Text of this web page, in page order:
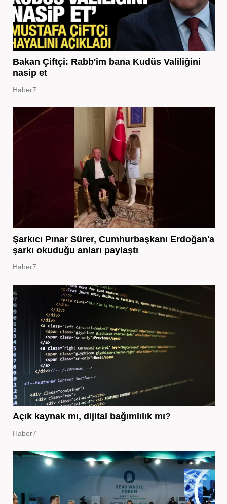
Bakan Çiftçi: Rabb'im bana Kudüs Valiliğini
nasip et
Haber7
Şarkıcı Pınar Sürer, Cumhurbaşkanı Erdoğan'a
şarkı okuduğu anları paylaştı
Haber7
Açık kaynak mı, dijital bağımlılık mı?
Haber7